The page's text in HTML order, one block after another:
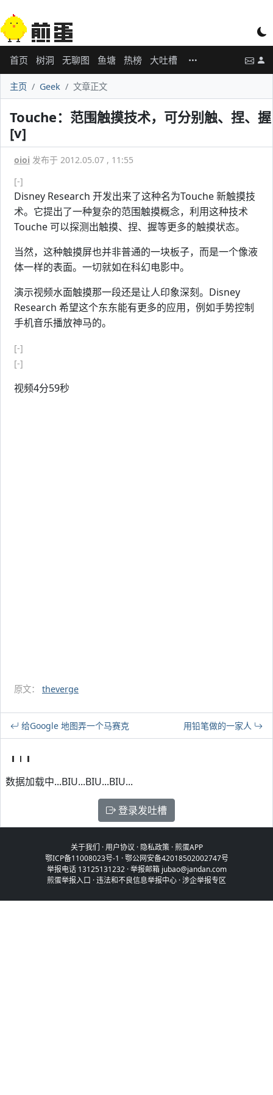
首页 树洞 无聊图 鱼塘 热榜 大吐槽
主页 Geek 文章正文
Touche：范围触摸技术，可分别触、捏、握
[v]
oioi 发布于 2012.05.07 , 11:55
[-]
Disney Research 开发出来了这种名为Touche 新触摸技
术。它提出了一种复杂的范围触摸概念，利用这种技术
Touche 可以探测出触摸、捏、握等更多的触摸状态。
当然，这种触摸屏也并非普通的一块板子，而是一个像液
体一样的表面。一切就如在科幻电影中。
演示视频水面触摸那一段还是让人印象深刻。Disney
Research 希望这个东东能有更多的应用，例如手势控制
手机音乐播放神马的。
[-]
[-]
视频4分59秒
原文： theverge
给Google 地图弄一个马赛克 用铅笔做的一家人
数据加载中...BIU...BIU...BIU...
登录发吐槽
关于我们 ·用户协议 · 隐私政策·煎蛋APP
鄂ICP备11008023号-1 ·鄂公网安备42018502002747号
举报电话 13125131232 · 举报邮箱 jubao@jandan.com
煎蛋举报入口 ·违法和不良信息举报中心 ·涉企举报专区